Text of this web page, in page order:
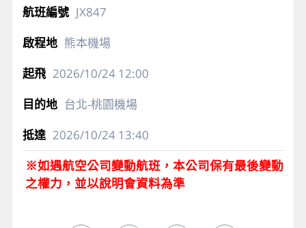
JX847
熊本機場
2026/10/2412:00
台北-桃園機場
2026/10/2413:40
※如遇航空公司變動航班，本公司保有最後變動
之權力，並以說明會資料為準